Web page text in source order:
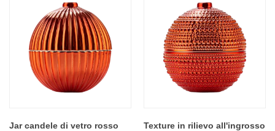
Jar candele di vetro rosso
Texture in rilievo all'ingrosso